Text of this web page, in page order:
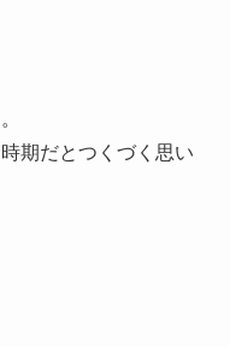
期だとつくづく思い